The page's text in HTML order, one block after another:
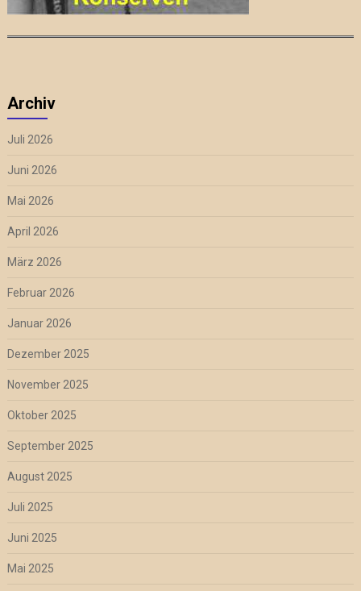
Archiv
Juli 2026
Juni 2026
Mai 2026
April 2026
März 2026
Februar 2026
Januar 2026
Dezember 2025
November 2025
Oktober 2025
September 2025
August 2025
Juli 2025
Juni 2025
Mai 2025